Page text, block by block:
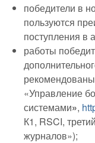
победители в
пользуются
поступления в
работы
«Управление
системами»,
К1, RSCI,
журналов»);